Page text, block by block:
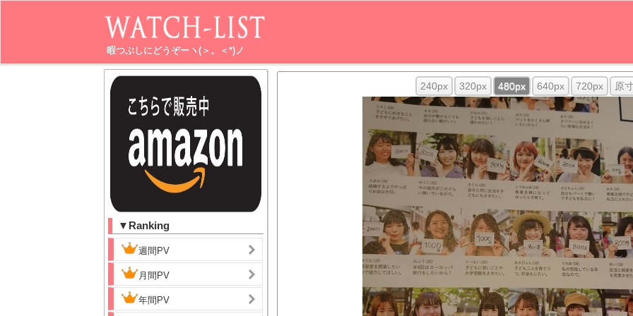
暇つぶしにどうぞーヽ(＞。＜*)ノ
▼Ranking
週間PV
月間PV
年間PV
240px 320px 480px 640px 720px 原